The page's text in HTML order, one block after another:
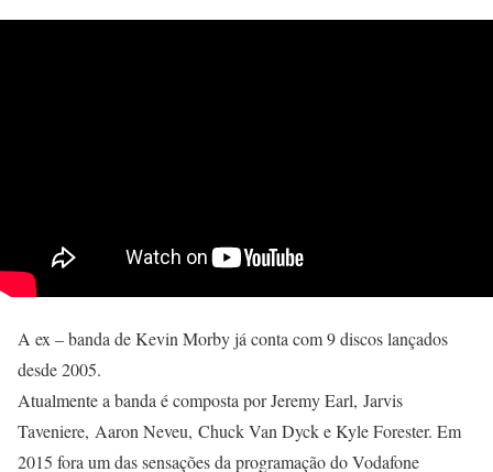
A ex – banda de Kevin Morby já conta com 9 discos lançados
desde 2005.
Atualmente a banda é composta porJeremy Earl, Jarvis
Taveniere, Aaron Neveu, Chuck Van Dyck e Kyle Forester. Em
2015 fora um das sensações da programação doVodafone